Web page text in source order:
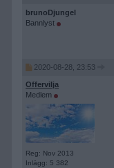
brunoDjungel
Bannlyst
2020-08-28, 23:53
Offervilja
Medlem
Reg: Nov 2013
Inlägg: 5 382